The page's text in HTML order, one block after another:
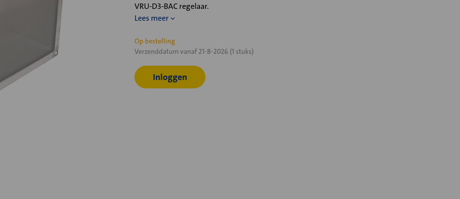
VRU-D3-BAC regelaar.
Lees meer
Huidige
voorraad:
Op bestelling
Verzenddatum vanaf 21-8-2026 (1 stuks)
Inloggen